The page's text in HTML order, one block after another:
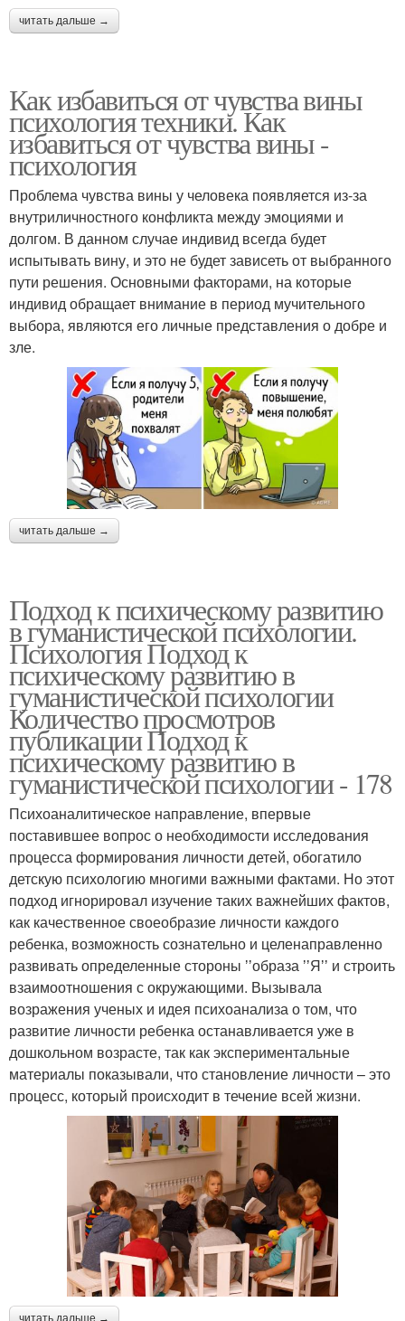
читать дальше →
Как избавиться от чувства вины
психология техники. Как
избавиться от чувства вины -
психология
Проблема чувства вины у человека появляется из-за
внутриличностного конфликта между эмоциями и
долгом. В данном случае индивид всегда будет
испытывать вину, и это не будет зависеть от выбранного
пути решения. Основными факторами, на которые
индивид обращает внимание в период мучительного
выбора, являются его личные представления о добре и
зле.
читать дальше →
Подход к психическому развитию
в гуманистической психологии.
Психология Подход к
психическому развитию в
гуманистической психологии
Количество просмотров
публикации Подход к
психическому развитию в
гуманистической психологии - 178
Психоаналитическое направление, впервые
поставившее вопрос о необходимости исследования
процесса формирования личности детей, обогатило
детскую психологию многими важными фактами. Но этот
подход игнорировал изучение таких важнейших фактов,
как качественное своеобразие личности каждого
ребенка, возможность сознательно и целенаправленно
развивать определенные стороны ʼʼобраза ʼʼЯʼʼ и строить
взаимоотношения с окружающими. Вызывала
возражения ученых и идея психоанализа о том, что
развитие личности ребенка останавливается уже в
дошкольном возрасте, так как экспериментальные
материалы показывали, что становление личности – это
процесс, который происходит в течение всей жизни.
читать дальше →